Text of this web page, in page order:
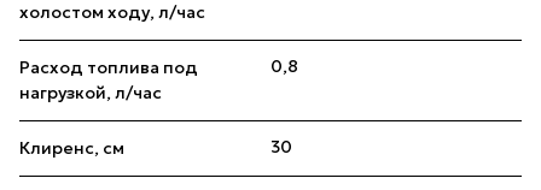
холостом ходу, л/час
Расход топлива под
нагрузкой, л/час
0,8
Клиренс, см 30